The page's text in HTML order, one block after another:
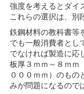
強度を考えるとダイ
これらの選択は、別
鉄鋼材料の教科書等
でも一般消費者とし
でなければ製造に応
板厚３ｍｍ～８ｍｍ
０００ｍｍ）のもの
みが問題になるので